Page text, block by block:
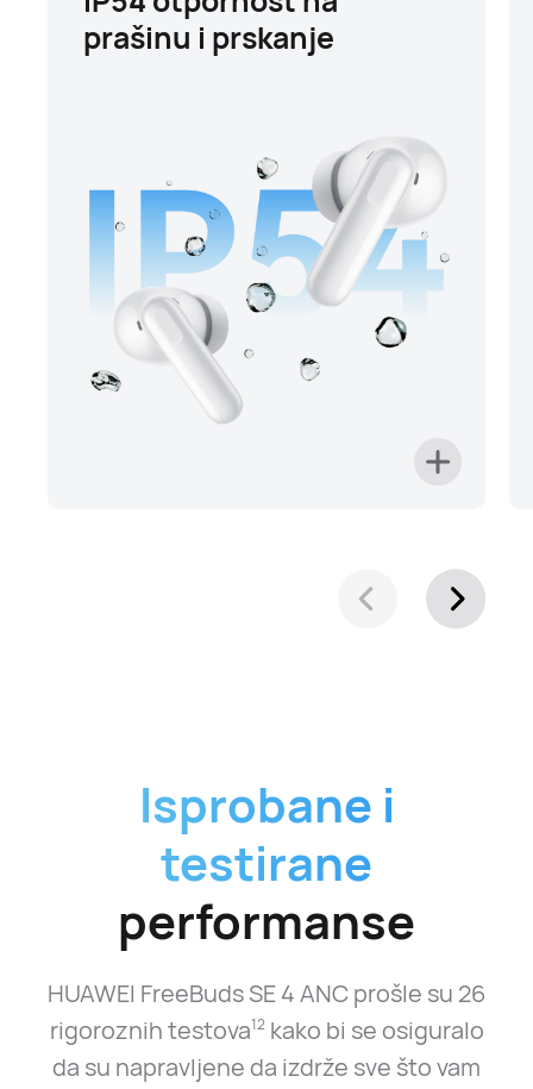
prašinu i prskanje
Isprobane i
testirane
performanse
HUAWEI FreeBuds SE 4 ANC prošle su 26
rigoroznih testova12kako bi se osiguralo
da su napravljene da izdrže sve što vam